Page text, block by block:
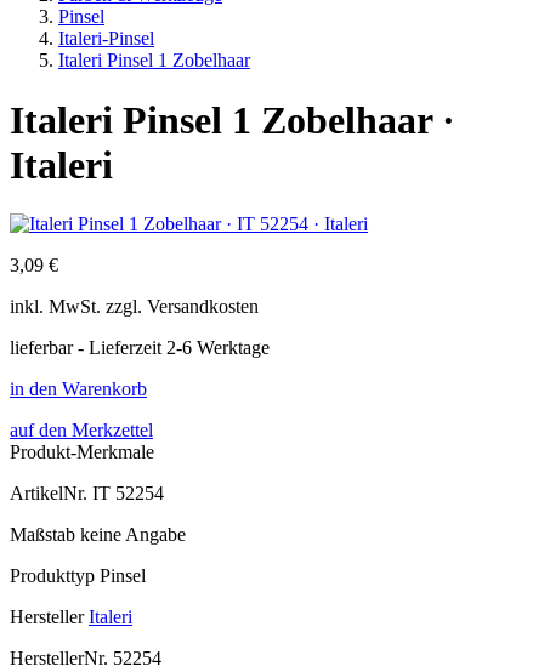
Pinsel
Italeri-Pinsel
Italeri Pinsel 1 Zobelhaar
Italeri Pinsel 1 Zobelhaar ·
Italeri
3,09 €
inkl. MwSt. zzgl. Versandkosten
lieferbar - Lieferzeit 2-6 Werktage
in den Warenkorb
auf den Merkzettel
Produkt-Merkmale
ArtikelNr. IT 52254
Maßstab keine Angabe
Produkttyp Pinsel
Hersteller Italeri
HerstellerNr. 52254